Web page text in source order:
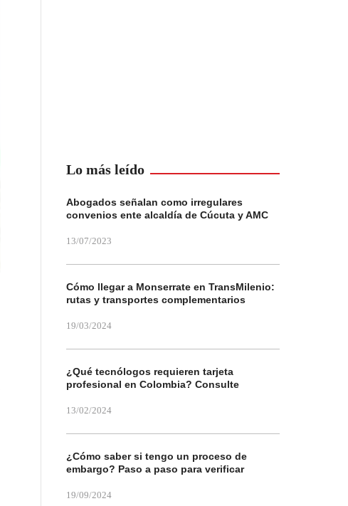
Lo más leído
Abogados señalan como irregulares
convenios ente alcaldía de Cúcuta y AMC
13/07/2023
Cómo llegar a Monserrate en TransMilenio:
rutas y transportes complementarios
19/03/2024
¿Qué tecnólogos requieren tarjeta
profesional en Colombia? Consulte
13/02/2024
¿Cómo saber si tengo un proceso de
embargo? Paso a paso para verificar
19/09/2024